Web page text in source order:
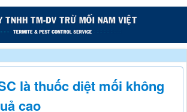
là thuốc diệt mối không
cao